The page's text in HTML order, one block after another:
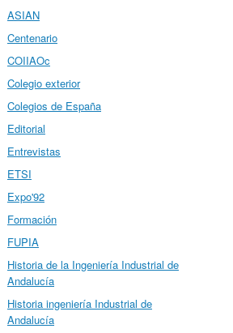
ASIAN
Centenario
COIIAOc
Colegio exterior
Colegios de España
Editorial
Entrevistas
ETSI
Expo'92
Formación
FUPIA
Historia de la Ingeniería Industrial de
Andalucía
Historia ingeniería Industrial de
Andalucía